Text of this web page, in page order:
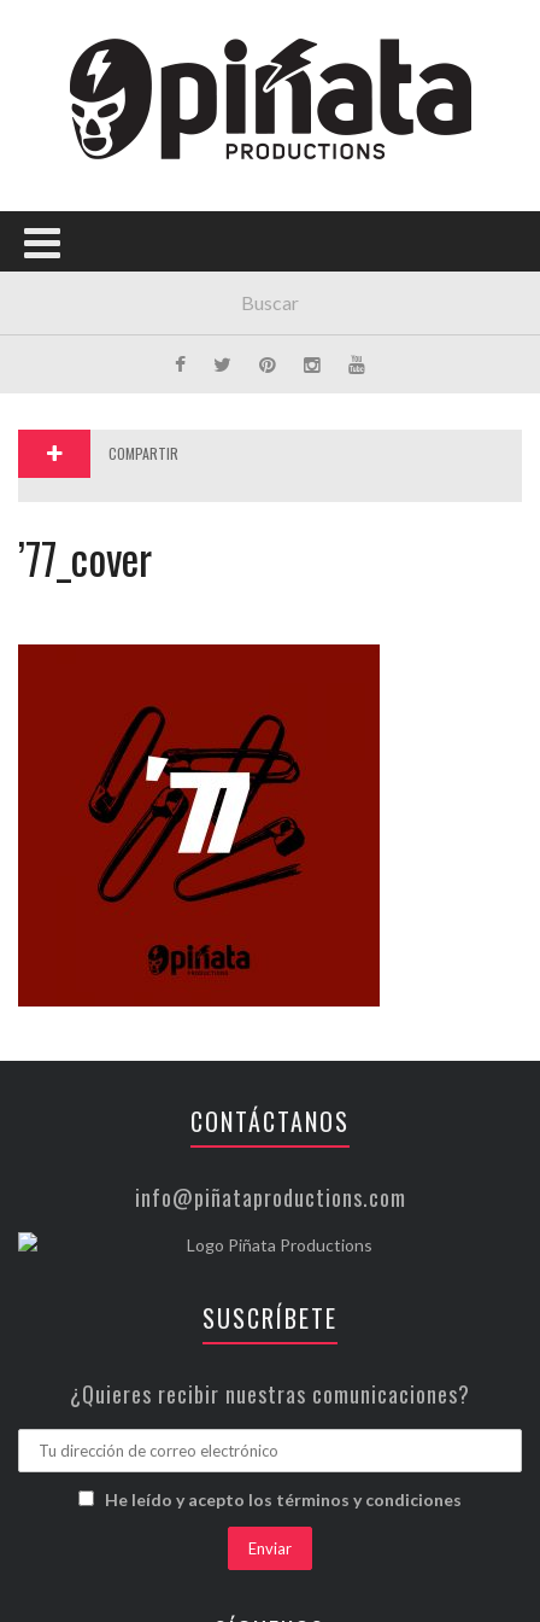
Menú Principal
PORTADA
CONCIERTOS
FESTIVALES
COMPARTIR
’77_cover
CONTÁCTANOS
info@piñataproductions.com
SUSCRÍBETE
¿Quieres recibir nuestras comunicaciones?
He leído y acepto los términos y condiciones